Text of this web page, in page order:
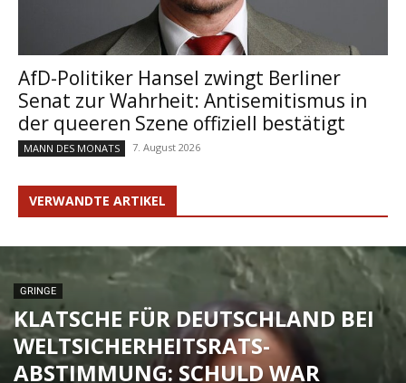
AfD-Politiker Hansel zwingt Berliner
Senat zur Wahrheit: Antisemitismus in
der queeren Szene offiziell bestätigt
MANN DES MONATS 7. August 2026
VERWANDTE ARTIKEL
GRINGE
KLATSCHE FÜR DEUTSCHLAND BEI
WELTSICHERHEITSRATS-
ABSTIMMUNG: SCHULD WAR